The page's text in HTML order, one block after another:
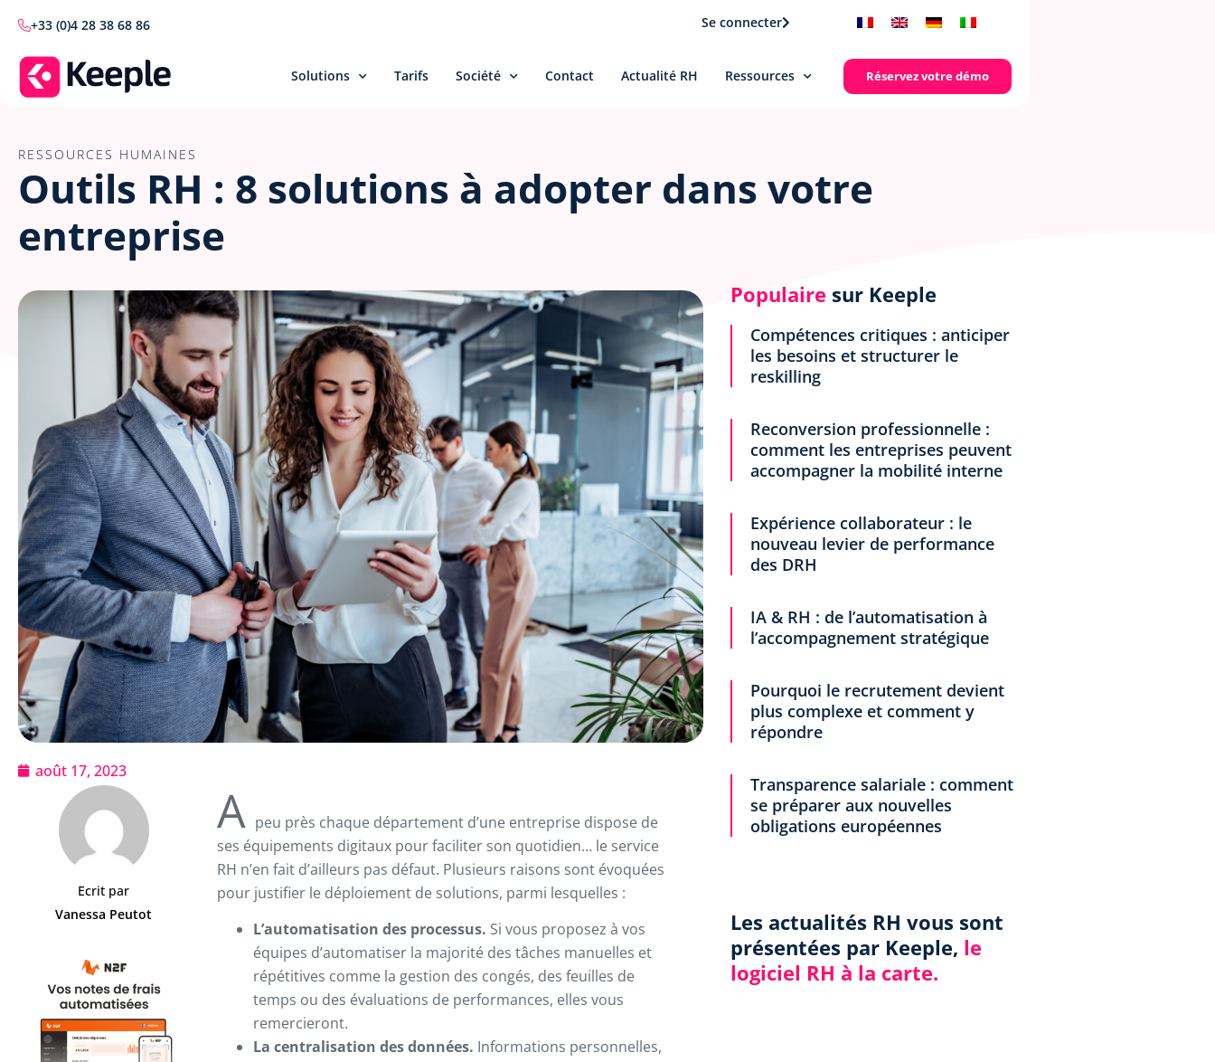
+33 (0)4 28 38 68 86 Se connecter
Solutions Tarifs Société Contact Actualité RH Ressources Réservez votre démo
RESSOURCES HUMAINES
Outils RH : 8 solutions à adopter dans votre
entreprise
août 17, 2023
Ecrit par
Vanessa Peutot
A peu près chaque département d’une entreprise dispose de
ses équipements digitaux pour faciliter son quotidien… le service
RH n’en fait d’ailleurs pas défaut. Plusieurs raisons sont évoquées
pour justifier le déploiement de solutions, parmi lesquelles :
L’automatisation des processus. Si vous proposez à vos
équipes d’automatiser la majorité des tâches manuelles et
répétitives comme la gestion des congés, des feuilles de
temps ou des évaluations de performances, elles vous
remercieront.
La centralisation des données. Informations personnelles,
Populaire sur Keeple
Compétences critiques : anticiper
les besoins et structurer le
reskilling
Reconversion professionnelle :
comment les entreprises peuvent
accompagner la mobilité interne
Expérience collaborateur : le
nouveau levier de performance
des DRH
IA & RH : de l’automatisation à
l’accompagnement stratégique
Pourquoi le recrutement devient
plus complexe et comment y
répondre
Transparence salariale : comment
se préparer aux nouvelles
obligations européennes
Les actualités RH vous sont
présentées par Keeple, le
logiciel RH à la carte.